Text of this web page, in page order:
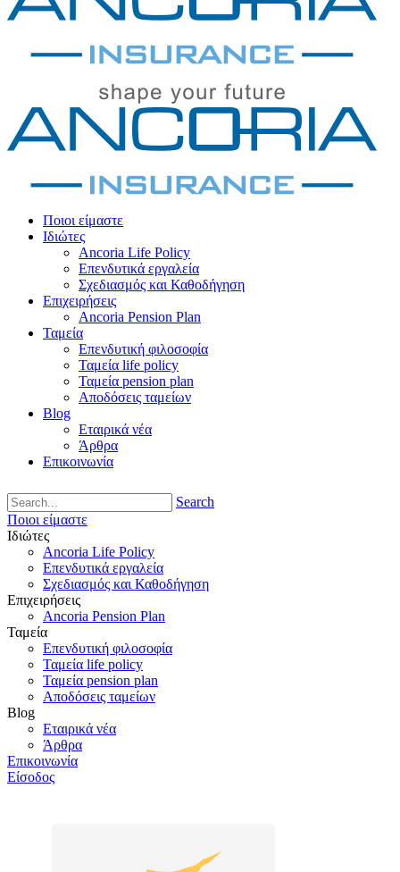
Ποιοι είμαστε
Ιδιώτες
Ancoria Life Policy
Επενδυτικά εργαλεία
Σχεδιασμός και Καθοδήγηση
Επιχειρήσεις
Ancoria Pension Plan
Ταμεία
Επενδυτική φιλοσοφία
Ταμεία life policy
Ταμεία pension plan
Αποδόσεις ταμείων
Blog
Εταιρικά νέα
Άρθρα
Επικοινωνία
Search
Ποιοι είμαστε
Ιδιώτες
Ancoria Life Policy
Επενδυτικά εργαλεία
Σχεδιασμός και Καθοδήγηση
Επιχειρήσεις
Ancoria Pension Plan
Ταμεία
Επενδυτική φιλοσοφία
Ταμεία life policy
Ταμεία pension plan
Αποδόσεις ταμείων
Blog
Εταιρικά νέα
Άρθρα
Επικοινωνία
Είσοδος